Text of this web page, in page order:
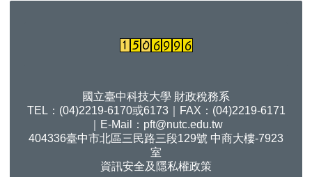
國立臺中科技大學 財政稅務系
TEL：(04)2219-6170或6173｜FAX：(04)2219-6171
｜E-Mail： pft@nutc.edu.tw
404336臺中市北區三民路三段129號 中商大樓-7923
室
資訊安全及隱私權政策